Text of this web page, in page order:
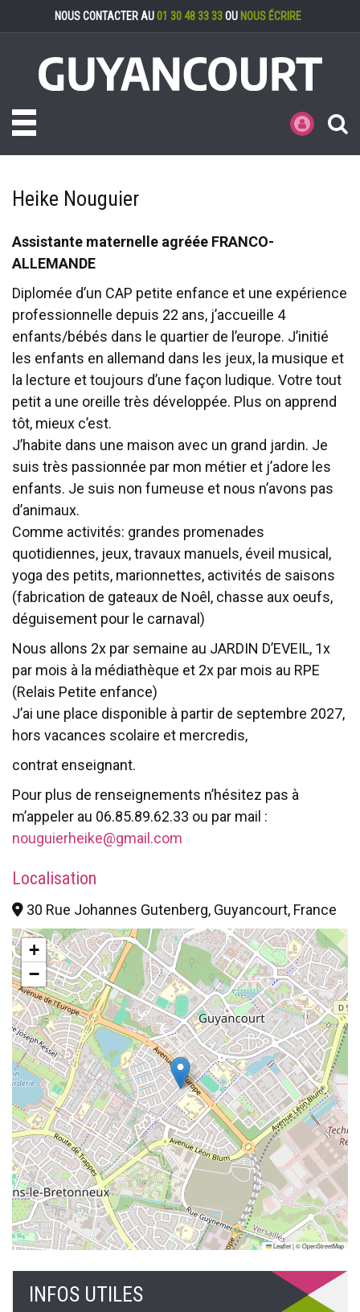
NOUS CONTACTER AU 01 30 48 33 33OU NOUS ÉCRIRE
Toggle navigation MES
Heike Nouguier
Assistante maternelle agréée FRANCO-
ALLEMANDE
Diplomée d’un CAP petite enfance et une expérience
professionnelle depuis 22 ans, j’accueille 4
enfants/bébés dans le quartier de l’europe. J’initié
les enfants en allemand dans les jeux, la musique et
la lecture et toujours d’une façon ludique. Votre tout
petit a une oreille très développée. Plus on apprend
tôt, mieux c’est.
J’habite dans une maison avec un grand jardin. Je
suis très passionnée par mon métier et j’adore les
enfants. Je suis non fumeuse et nous n’avons pas
d’animaux.
Comme activités: grandes promenades
quotidiennes, jeux, travaux manuels, éveil musical,
yoga des petits, marionnettes, activités de saisons
(fabrication de gateaux de Noêl, chasse aux oeufs,
déguisement pour le carnaval)
Nous allons 2x par semaine au JARDIN D’EVEIL, 1x
par mois à la médiathèque et 2x par mois au RPE
(Relais Petite enfance)
J’ai une place disponible à partir de septembre 2027,
hors vacances scolaire et mercredis,
contrat enseignant.
Pour plus de renseignements n’hésitez pas à
m’appeler au 06.85.89.62.33 ou par mail :
nouguierheike@gmail.com
Localisation
30 Rue Johannes Gutenberg, Guyancourt, France
+
−
Leaflet|©OpenStreetMap
INFOS UTILES